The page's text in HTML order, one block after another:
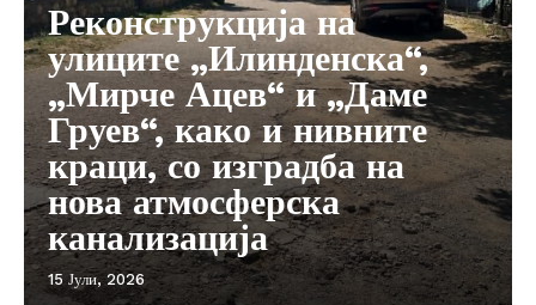
Реконструкција на
улиците „Илинденска“,
„Мирче Ацев“ и „Даме
Груев“, како и нивните
краци, со изградба на
нова атмосферска
канализација
15 Јули, 2026